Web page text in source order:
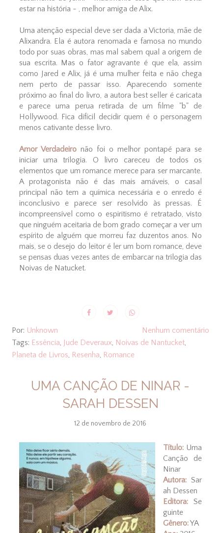
estar na história - , melhor amiga de Alix.
Uma atenção especial deve ser dada a Victoria, mãe de
Alixandra. Ela é autora renomada e famosa no mundo
todo por suas obras, mas mal sabem qual a origem de
sua escrita. Mas o fator agravante é que ela, assim
como Jared e Alix, já é uma mulher feita e não chega
nem perto de passar isso. Aparecendo somente
próximo ao final do livro, a autora best seller é caricata
e parece uma perua retirada de um filme "b" de
Hollywood. Fica difícil decidir quem é o personagem
menos cativante desse livro.
Amor Verdadeironão foi o melhor pontapé para se
iniciar uma trilogia. O livro careceu de todos os
elementos que um romance merece para ser marcante.
A protagonista não é das mais amáveis, o casal
principal não tem a química necessária e o enredo é
inconclusivo e parece ser resolvido às pressas. É
incompreensível como o espiritismo é retratado, visto
que ninguém aceitaria de bom grado começar a ver um
espírito de alguém que morreu faz duzentos anos. No
mais, se o desejo do leitor é ler um bom romance, deve
se pensas duas vezes antes de embarcar na trilogia das
Noivas de Natucket.
Por: Unknown
Nenhum comentário
Tags: Essência, Jude Deveraux, Noivas de Nantucket,
Planeta de Livros, Resenha, Romance
UMA CANÇÃO DE NINAR -
SARAH DESSEN
12 de novembro de 2016
Título:Uma
Canção de
Ninar
Autora:Sar
ah Dessen
Editora:Se
guinte
Gênero:YA